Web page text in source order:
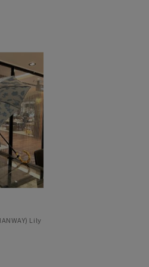
式ムーンバット】 レディース 手元チャー